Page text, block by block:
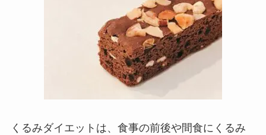
くるみダイエットは、食事の前後や間食にくるみ